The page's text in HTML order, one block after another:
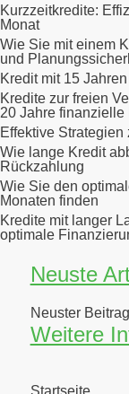
Kurzzeitkredite:
Monat
Wie Sie mit einem
und
Kredit mit 15
Kredite zur freien
20 Jahre finanzielle
Effektive
Wie lange Kredit
Rückzahlung
Wie Sie den
Monaten finden
Kredite mit langer
optimale
Neuste
Neuster Beitrag
Weitere
Startseite